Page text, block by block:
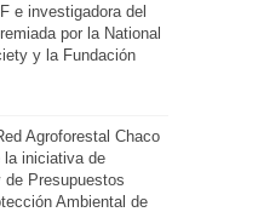
e investigadora del
por la National
y la Fundación
Agroforestal Chaco
la iniciativa de
de Presupuestos
Ambiental de